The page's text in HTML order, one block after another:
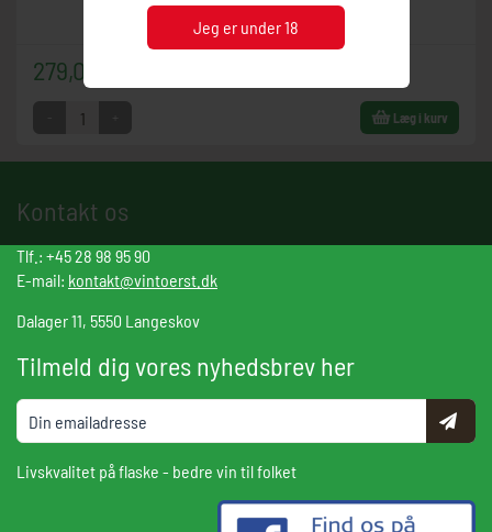
Jeg er under 18
279,00 DKK
Læg i kurv
Kontakt os
Tlf.: +45 28 98 95 90
E-mail: kontakt@vintoerst.dk
Dalager 11, 5550 Langeskov
Tilmeld dig vores nyhedsbrev her
Livskvalitet på flaske - bedre vin til folket